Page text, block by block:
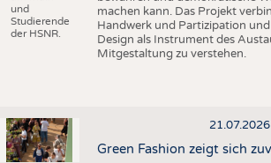
und
Studierende
der HSNR.
machen kann. Das Projekt
Handwerk und Partizipation
Design als Instrument des
Mitgestaltung zu verstehen.
21.07.2026
Green Fashion zeigt sich